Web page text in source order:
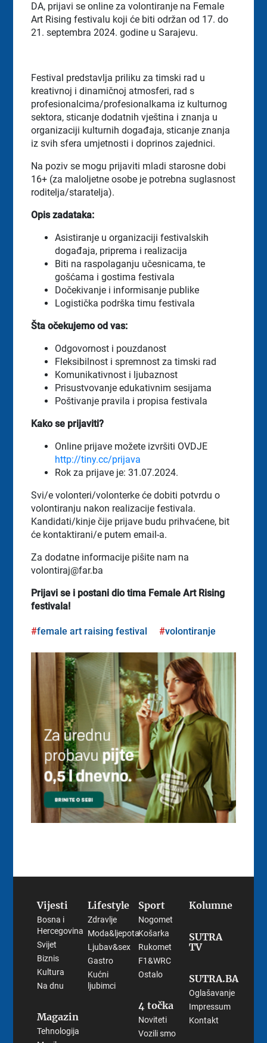
DA, prijavi se online za volontiranje na Female
Art Rising festivalu koji će biti održan od 17. do
21. septembra 2024. godine u Sarajevu.
Festival predstavlja priliku za timski rad u
kreativnoj i dinamičnoj atmosferi, rad s
profesionalcima/profesionalkama iz kulturnog
sektora, sticanje dodatnih vještina i znanja u
organizaciji kulturnih događaja, sticanje znanja
iz svih sfera umjetnosti i doprinos zajednici.
Na poziv se mogu prijaviti mladi starosne dobi
16+ (za maloljetne osobe je potrebna suglasnost
roditelja/staratelja).
Opis zadataka:
Asistiranje u organizaciji festivalskih
događaja, priprema i realizacija
Biti na raspolaganju učesnicama, te
gošćama i gostima festivala
Dočekivanje i informisanje publike
Logistička podrška timu festivala
Šta očekujemo od vas:
Odgovornost i pouzdanost
Fleksibilnost i spremnost za timski rad
Komunikativnost i ljubaznost
Prisustvovanje edukativnim sesijama
Poštivanje pravila i propisa festivala
Kako se prijaviti?
Online prijave možete izvršiti OVDJE
http://tiny.cc/prijava
Rok za prijave je: 31.07.2024.
Svi/e volonteri/volonterke će dobiti potvrdu o
volontiranju nakon realizacije festivala.
Kandidati/kinje čije prijave budu prihvaćene, bit
će kontaktirani/e putem email-a.
Za dodatne informacije pišite nam na
volontiraj@far.ba
Prijavi se i postani dio tima Female Art Rising
festivala!
female art raising festival volontiranje
Vijesti
Bosna i
Hercegovina
Svijet
Biznis
Kultura
Na dnu
Magazin
Tehnologija
Lifestyle
Zdravlje
Moda&ljepota
Ljubav&sex
Gastro
Kućni
ljubimci
Sport
Nogomet
Košarka
Rukomet
F1&WRC
Ostalo
4 točka
Noviteti
Vozili smo
Kolumne
SUTRA
TV
SUTRA.BA
Oglašavanje
Impressum
Kontakt